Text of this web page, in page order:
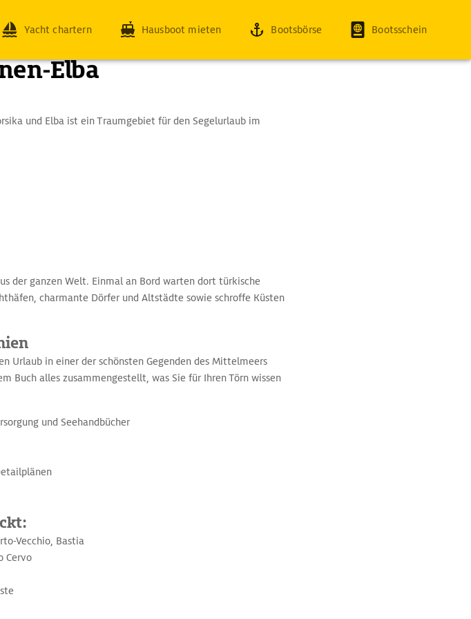
Yacht chartern Hausboot mieten Bootsbörse Bootsschein
Elba
und Elba ist ein Traumgebiet für den Segelurlaub im
der ganzen Welt. Einmal an Bord warten dort türkische
charmante Dörfer und Altstädte sowie schroffe Küsten
Urlaub in einer der schönsten Gegenden des Mittelmeers
Buch alles zusammengestellt, was Sie für Ihren Törn wissen
und Seehandbücher
Vecchio, Bastia
Cervo